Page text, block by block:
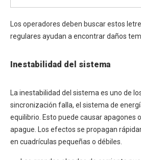
Los operadores deben buscar estos
regulares ayudan a encontrar daños
Inestabilidad del sistema
La inestabilidad del sistema es uno de
sincronización falla, el sistema de
equilibrio. Esto puede causar apagones
apague. Los efectos se propagan
en cuadrículas pequeñas o débiles.